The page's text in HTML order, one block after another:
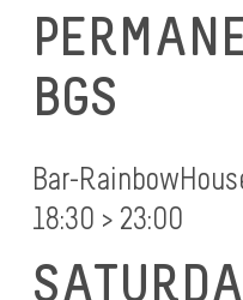
BGS
Bar-
18:30 > 23:00